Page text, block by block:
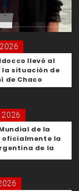
llevó al
la situación de
de Chaco
de la
la
de la